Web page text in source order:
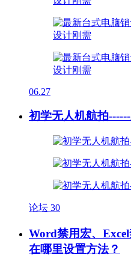
06.27
初学无人机航拍
论坛 30
Word禁用宏、
在哪里设置方法？